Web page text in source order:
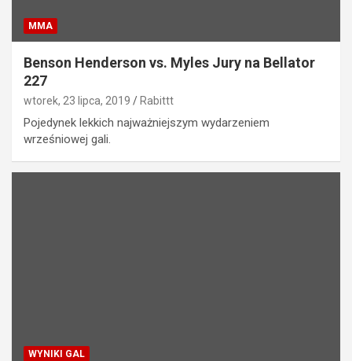
MMA
Benson Henderson vs. Myles Jury na Bellator
227
wtorek, 23 lipca, 2019 Rabittt
Pojedynek lekkich najważniejszym wydarzeniem
wrześniowej gali.
WYNIKI GAL